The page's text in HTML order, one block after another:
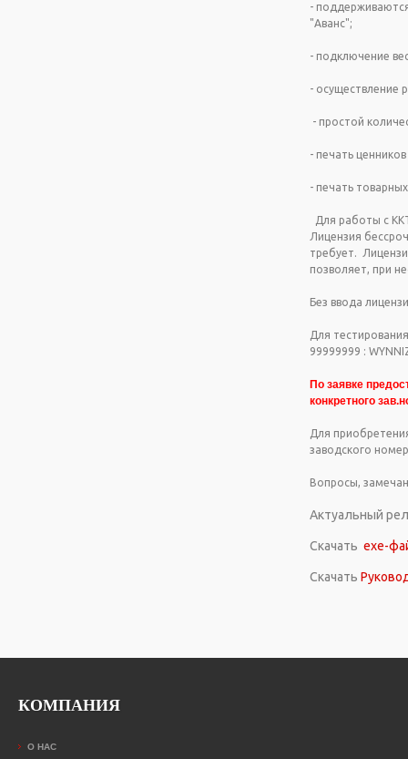
-
"Аванс";
- подключение
- осуществление
- простой
- печать
- печать
Для работы с
Лицензия
требует.
позволяет, при
Без ввода
Для
99999999 :
По заявке
конкретного
Для
заводского
Вопросы,
Актуальный
Скачать ехе-
Скачать
КОМПАНИЯ
О НАС